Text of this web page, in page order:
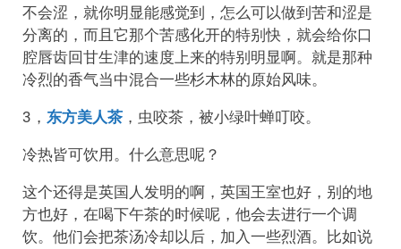
不会涩，就你明显能感觉到，怎么可以做到苦和涩是
分离的，而且它那个苦感化开的特别快，就会给你口
腔唇齿回甘生津的速度上来的特别明显啊。就是那种
冷烈的香气当中混合一些杉木林的原始风味。
3， 东方美人茶 ，虫咬茶，被小绿叶蝉叮咬。
冷热皆可饮用。什么意思呢？
这个还得是英国人发明的啊，英国王室也好，别的地
方也好，在喝下午茶的时候呢，他会去进行一个调
饮。他们会把茶汤冷却以后，加入一些烈酒。比如说